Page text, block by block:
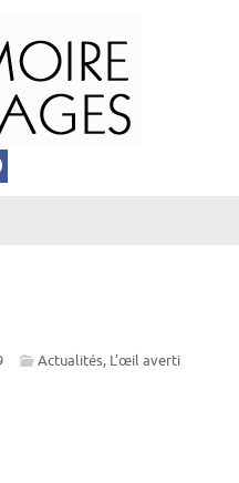
Actualités, L’œil averti